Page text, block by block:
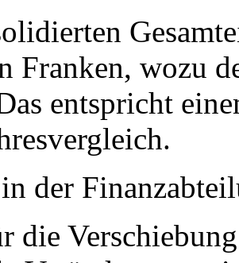
Franken, wozu
entspricht
der
die